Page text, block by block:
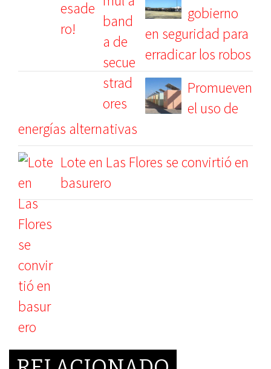
gobierno
en seguridad para
erradicar los robos
Promueven
el uso de
energías alternativas
Lote en Las Flores se convirtió en
basurero